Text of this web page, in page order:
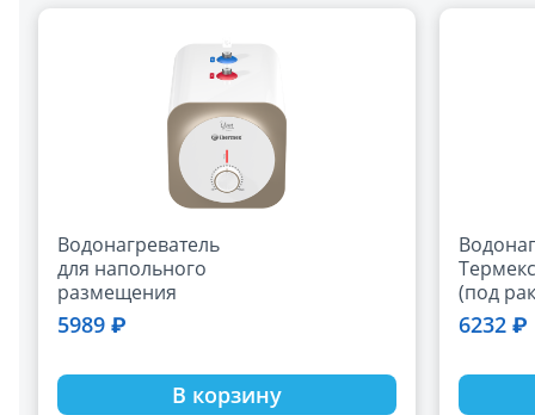
Водонагреватель
для напольного
размещения
Thermex YONA 7 U
5989 ₽
В корзину
(под
6232 ₽